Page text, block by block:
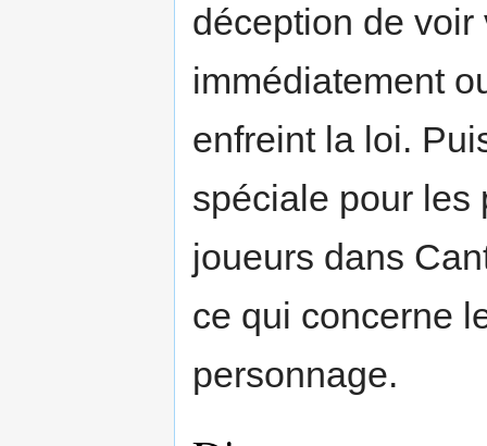
déception de
immédiatement
enfreint la loi.
spéciale pour les
joueurs dans
ce qui concerne
personnage.